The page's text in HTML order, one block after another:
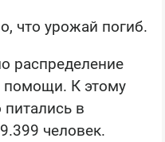
что урожай погиб.
распределение
помощи. К этому
в
человек.